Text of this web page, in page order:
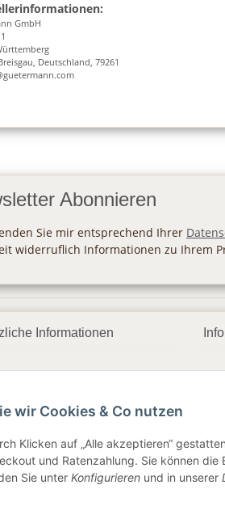
GmbH
Deutschland, 79261
Abonnieren
Sie mir entsprechend Ihrer
widerruflich Informationen zu Ihrem
Informationen
wir Cookies & Co nutzen
Klicken auf „Alle akzeptieren“
und Ratenzahlung. Sie können
Sie unter Konfigurieren und in unserer